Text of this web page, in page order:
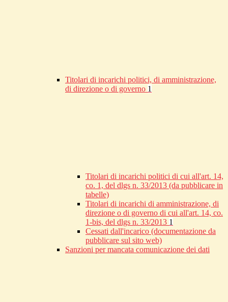
Titolari di incarichi politici, di amministrazione,
di direzione o di governo 1
Titolari di incarichi politici di cui all'art. 14,
co. 1, del dlgs n. 33/2013 (da pubblicare in
tabelle)
Titolari di incarichi di amministrazione, di
direzione o di governo di cui all'art. 14, co.
1-bis, del dlgs n. 33/2013 1
Cessati dall'incarico (documentazione da
pubblicare sul sito web)
Sanzioni per mancata comunicazione dei dati